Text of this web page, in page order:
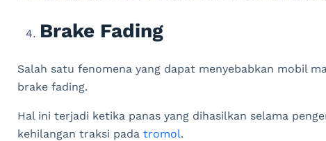
Brake Fading
Salah satu fenomena yang dapat menyebabkan mobil
brake fading.
Hal ini terjadi ketika panas yang dihasilkan selama
kehilangan traksi pada tromol.